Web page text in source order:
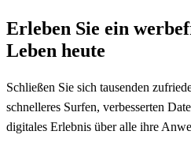
Erleben Sie ein
Leben heute
Schließen Sie sich tausenden
schnelleres Surfen, verbesserten
digitales Erlebnis über alle ihre